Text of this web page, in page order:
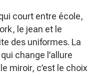
court entre école,
le jean et le
des uniformes. La
change l’allure
miroir, c’est le choix